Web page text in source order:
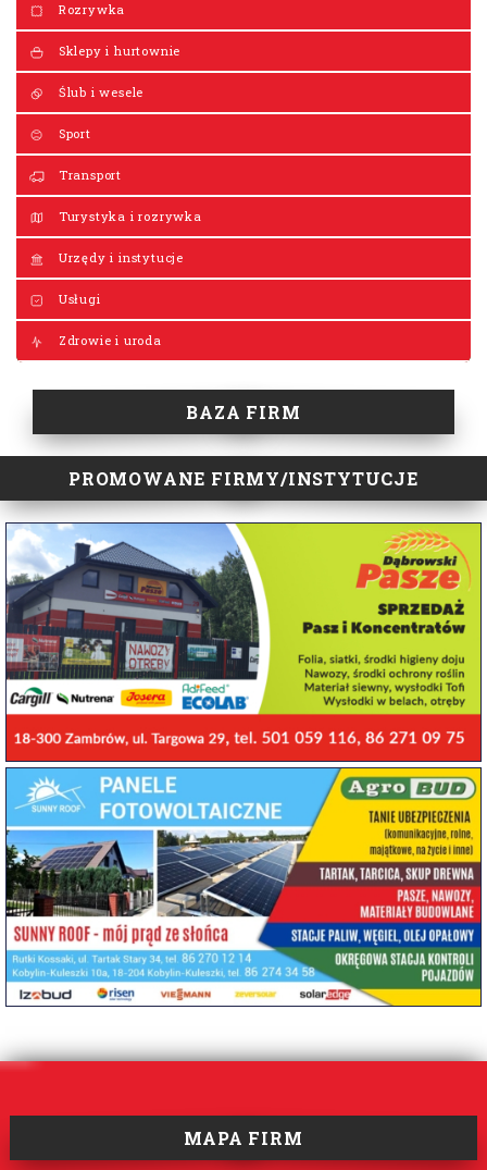
Rozrywka
Sklepy i hurtownie
Ślub i wesele
Sport
Transport
Turystyka i rozrywka
Urzędy i instytucje
Usługi
Zdrowie i uroda
BAZA FIRM
PROMOWANE FIRMY/INSTYTUCJE
MAPA FIRM